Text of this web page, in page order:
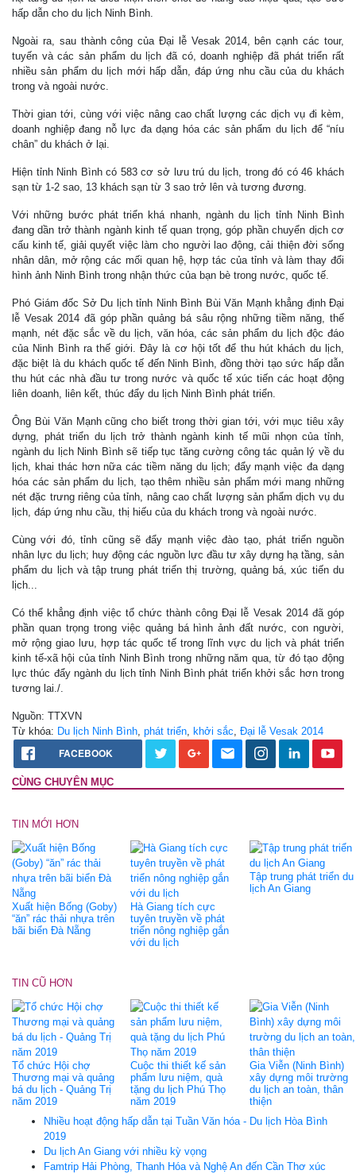
hấp dẫn cho du lịch Ninh Bình.
Ngoài ra, sau thành công của Đại lễ Vesak 2014, bên cạnh các tour,
tuyến và các sản phẩm du lịch đã có, doanh nghiệp đã phát triển rất
nhiều sản phẩm du lịch mới hấp dẫn, đáp ứng nhu cầu của du khách
trong và ngoài nước.
Thời gian tới, cùng với việc nâng cao chất lượng các dịch vụ đi kèm,
doanh nghiệp đang nỗ lực đa dạng hóa các sản phẩm du lịch để “níu
chân” du khách ở lại.
Hiện tỉnh Ninh Bình có 583 cơ sở lưu trú du lịch, trong đó có 46 khách
sạn từ 1-2 sao, 13 khách sạn từ 3 sao trở lên và tương đương.
Với những bước phát triển khá nhanh, ngành du lịch tỉnh Ninh Bình
đang dần trở thành ngành kinh tế quan trọng, góp phần chuyển dịch cơ
cấu kinh tế, giải quyết việc làm cho người lao động, cải thiện đời sống
nhân dân, mở rộng các mối quan hệ, hợp tác của tỉnh và làm thay đổi
hình ảnh Ninh Bình trong nhận thức của bạn bè trong nước, quốc tế.
Phó Giám đốc Sở Du lịch tỉnh Ninh Bình Bùi Văn Mạnh khẳng định Đại
lễ Vesak 2014 đã góp phần quảng bá sâu rộng những tiềm năng, thế
mạnh, nét đặc sắc về du lịch, văn hóa, các sản phẩm du lịch độc đáo
của Ninh Bình ra thế giới. Đây là cơ hội tốt để thu hút khách du lịch,
đặc biệt là du khách quốc tế đến Ninh Bình, đồng thời tạo sức hấp dẫn
thu hút các nhà đầu tư trong nước và quốc tế xúc tiến các hoạt động
liên doanh, liên kết, thúc đẩy du lịch Ninh Bình phát triển.
Ông Bùi Văn Mạnh cũng cho biết trong thời gian tới, với mục tiêu xây
dựng, phát triển du lịch trở thành ngành kinh tế mũi nhọn của tỉnh,
ngành du lịch Ninh Bình sẽ tiếp tục tăng cường công tác quản lý về du
lịch, khai thác hơn nữa các tiềm năng du lịch; đẩy mạnh việc đa dạng
hóa các sản phẩm du lịch, tạo thêm nhiều sản phẩm mới mang những
nét đặc trưng riêng của tỉnh, nâng cao chất lượng sản phẩm dịch vụ du
lịch, đáp ứng nhu cầu, thị hiếu của du khách trong và ngoài nước.
Cùng với đó, tỉnh cũng sẽ đẩy mạnh việc đào tạo, phát triển nguồn
nhân lực du lịch; huy động các nguồn lực đầu tư xây dựng hạ tầng, sản
phẩm du lịch và tập trung phát triển thị trường, quảng bá, xúc tiến du
lịch...
Có thể khẳng định việc tổ chức thành công Đại lễ Vesak 2014 đã góp
phần quan trọng trong việc quảng bá hình ảnh đất nước, con người,
mở rộng giao lưu, hợp tác quốc tế trong lĩnh vực du lịch và phát triển
kinh tế-xã hội của tỉnh Ninh Bình trong những năm qua, từ đó tạo động
lực thúc đẩy ngành du lịch tỉnh Ninh Bình phát triển khởi sắc hơn trong
tương lai./.
Nguồn: TTXVN
Từ khóa: Du lịch Ninh Bình phát triển khởi sắc Đại lễ Vesak 2014
FACEBOOK
CÙNG CHUYÊN MỤC
TIN MỚI HƠN
Xuất hiện Bống (Goby)
“ăn” rác thải nhựa trên
bãi biển Đà Nẵng
Hà Giang tích cực
tuyên truyền về phát
triển nông nghiệp gắn
với du lịch
Tập trung phát triển du
lịch An Giang
TIN CŨ HƠN
Tổ chức Hội chợ
Thương mại và quảng
bá du lịch - Quảng Trị
năm 2019
Cuộc thi thiết kế sản
phẩm lưu niệm, quà
tặng du lịch Phú Thọ
năm 2019
Gia Viễn (Ninh Bình)
xây dựng môi trường
du lịch an toàn, thân
thiện
Nhiều hoạt động hấp dẫn tại Tuần Văn hóa - Du lịch Hòa Bình
2019
Du lịch An Giang với nhiều kỳ vọng
Famtrip Hải Phòng, Thanh Hóa và Nghệ An đến Cần Thơ xúc